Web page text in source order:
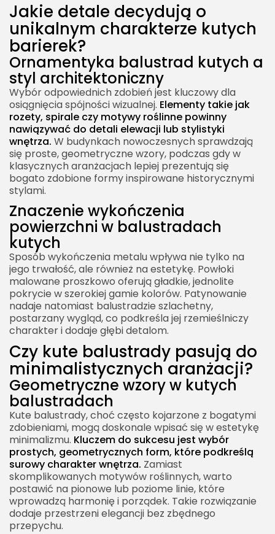
Jakie detale decydują o
unikalnym charakterze kutych
barierek?
Ornamentyka balustrad kutych a
styl architektoniczny
Wybór odpowiednich zdobień jest kluczowy dla
osiągnięcia spójności wizualnej. Elementy takie jak
rozety, spirale czy motywy roślinne powinny
nawiązywać do detali elewacji lub stylistyki
wnętrza. W budynkach nowoczesnych sprawdzają
się proste, geometryczne wzory, podczas gdy w
klasycznych aranżacjach lepiej prezentują się
bogato zdobione formy inspirowane historycznymi
stylami.
Znaczenie wykończenia
powierzchni w balustradach
kutych
Sposób wykończenia metalu wpływa nie tylko na
jego trwałość, ale również na estetykę. Powłoki
malowane proszkowo oferują gładkie, jednolite
pokrycie w szerokiej gamie kolorów. Patynowanie
nadaje natomiast balustradzie szlachetny,
postarzany wygląd, co podkreśla jej rzemieślniczy
charakter i dodaje głębi detalom.
Czy kute balustrady pasują do
minimalistycznych aranżacji?
Geometryczne wzory w kutych
balustradach
Kute balustrady, choć często kojarzone z bogatymi
zdobieniami, mogą doskonale wpisać się w estetykę
minimalizmu. Kluczem do sukcesu jest wybór
prostych, geometrycznych form, które podkreślą
surowy charakter wnętrza. Zamiast
skomplikowanych motywów roślinnych, warto
postawić na pionowe lub poziome linie, które
wprowadzą harmonię i porządek. Takie rozwiązanie
dodaje przestrzeni elegancji bez zbędnego
przepychu.